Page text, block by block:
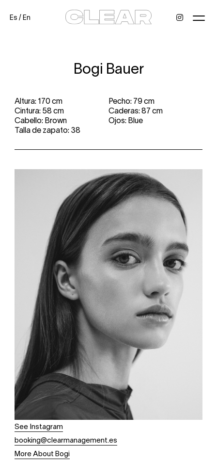
Es /En
Bogi Bauer
Altura: 170 cm
Pecho: 79 cm
Cintura: 58 cm
Caderas: 87 cm
Cabello: Brown
Ojos: Blue
Talla de zapato: 38
See Instagram
booking@clearmanagement.es
More About Bogi